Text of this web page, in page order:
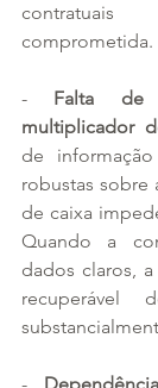
comprometida.
- Falta de
multiplicador
de
robustas sobre
de caixa
Quando a
dados claros,
recuperável